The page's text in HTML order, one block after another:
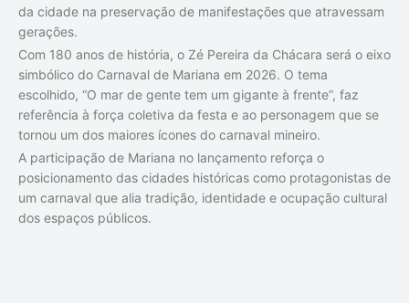
da cidade na preservação de manifestações que atravessam
gerações.
Com 180 anos de história, o Zé Pereira da Chácara será o eixo
simbólico do Carnaval de Mariana em 2026. O tema
escolhido, “O mar de gente tem um gigante à frente”, faz
referência à força coletiva da festa e ao personagem que se
tornou um dos maiores ícones do carnaval mineiro.
A participação de Mariana no lançamento reforça o
posicionamento das cidades históricas como protagonistas de
um carnaval que alia tradição, identidade e ocupação cultural
dos espaços públicos.